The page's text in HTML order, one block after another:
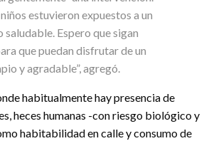
estuvieron expuestos a un
Espero que sigan
que puedan disfrutar de un
y agradable”, agregó.
habitualmente hay presencia de
heces humanas -con riesgo biológico y
habitabilidad en calle y consumo de